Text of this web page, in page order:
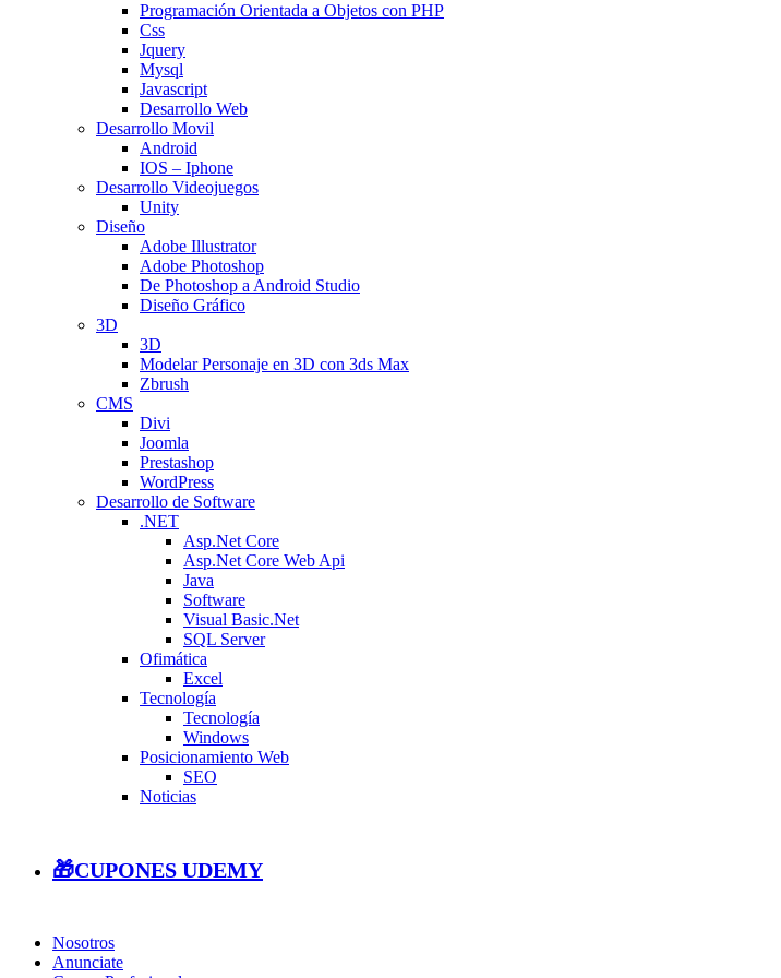
Programación Orientada a Objetos con PHP
Css
Jquery
Mysql
Javascript
Desarrollo Web
Desarrollo Movil
Android
IOS – Iphone
Desarrollo Videojuegos
Unity
Diseño
Adobe Illustrator
Adobe Photoshop
De Photoshop a Android Studio
Diseño Gráfico
3D
3D
Modelar Personaje en 3D con 3ds Max
Zbrush
CMS
Divi
Joomla
Prestashop
WordPress
Desarrollo de Software
.NET
Asp.Net Core
Asp.Net Core Web Api
Java
Software
Visual Basic.Net
SQL Server
Ofimática
Excel
Tecnología
Tecnología
Windows
Posicionamiento Web
SEO
Noticias
🎁CUPONES UDEMY
Nosotros
Anunciate